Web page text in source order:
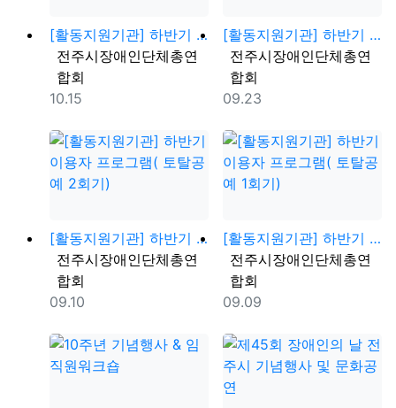
[활동지원기관] 하반기 이용자 프로그램 (토탈공예 4회…
등록자
전주시장애인단체총연
합회
등록일
10.15
[활동지원기관] 하반기 이용자 프로그램 (토탈공예 3회…
등록자
전주시장애인단체총연
합회
등록일
09.23
[활동지원기관] 하반기 이용자 프로그램( 토탈공예 2회…
등록자
전주시장애인단체총연
합회
등록일
09.10
[활동지원기관] 하반기 이용자 프로그램( 토탈공예 1…
등록자
전주시장애인단체총연
합회
등록일
09.09